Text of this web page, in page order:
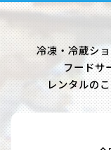
冷凍・冷蔵シ
フードサ
レンタルの